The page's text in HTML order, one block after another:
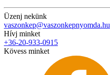
Üzenj nekünk
vaszonkep@vaszonkepnyomda.hu
Hívj minket
+36-20-933-0915
Kövess minket